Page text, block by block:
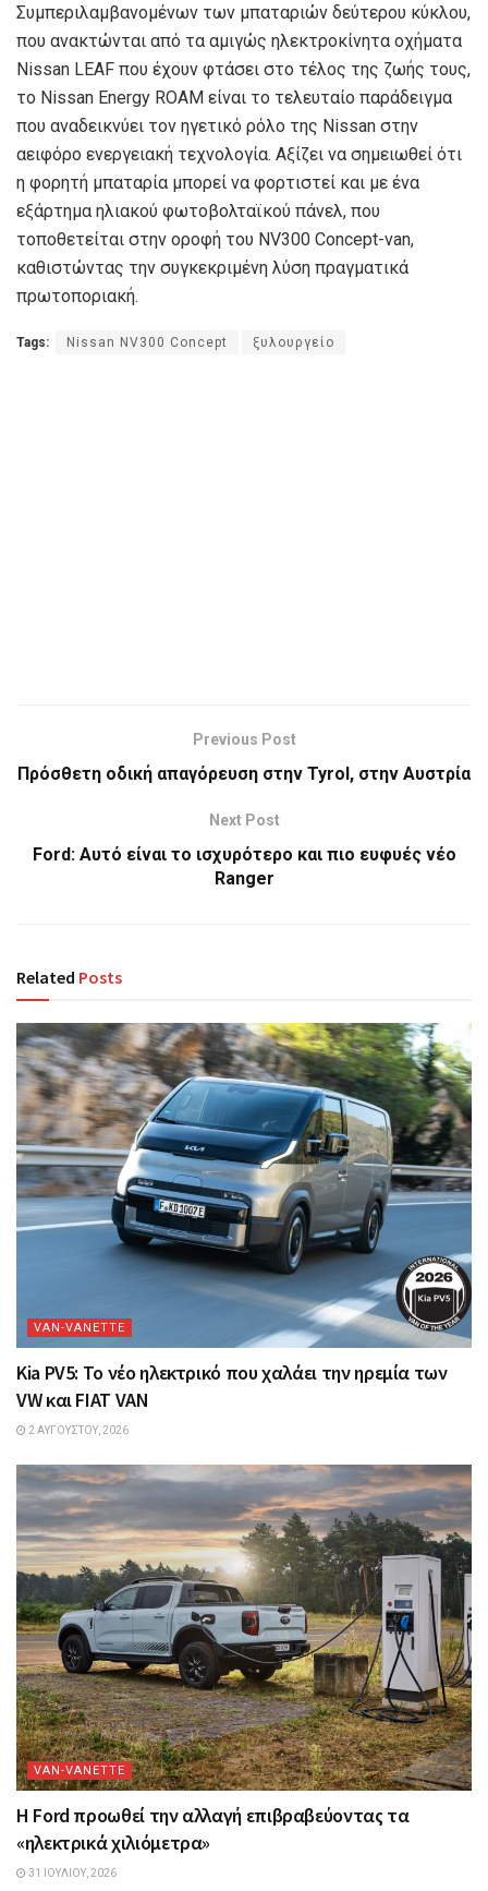
Συμπεριλαμβανομένων των μπαταριών δεύτερου κύκλου,
που ανακτώνται από τα αμιγώς ηλεκτροκίνητα οχήματα
Nissan LEAF που έχουν φτάσει στο τέλος της ζωής τους,
το Nissan Energy ROAM είναι το τελευταίο παράδειγμα
που αναδεικνύει τον ηγετικό ρόλο της Nissan στην
αειφόρο ενεργειακή τεχνολογία. Αξίζει να σημειωθεί ότι
η φορητή μπαταρία μπορεί να φορτιστεί και με ένα
εξάρτημα ηλιακού φωτοβολταϊκού πάνελ, που
τοποθετείται στην οροφή του NV300 Concept-van,
καθιστώντας την συγκεκριμένη λύση πραγματικά
πρωτοποριακή.
Tags: Nissan NV300 Concept ξυλουργείο
Previous Post
Πρόσθετη οδική απαγόρευση στην Tyrol, στην Αυστρία
Next Post
Ford: Αυτό είναι το ισχυρότερο και πιο ευφυές νέο
Ranger
Related Posts
VAN-VANETTΕ
Kia PV5: Το νέο ηλεκτρικό που χαλάει την ηρεμία των
VW και FIAT VAN
2 ΑΥΓΟΎΣΤΟΥ, 2026
VAN-VANETTΕ
Η Ford προωθεί την αλλαγή επιβραβεύοντας τα
«ηλεκτρικά χιλιόμετρα»
31 ΙΟΥΛΊΟΥ, 2026